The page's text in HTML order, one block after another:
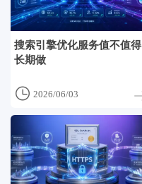
搜索引擎优化服务值不值得
长期做
 2026/06/03